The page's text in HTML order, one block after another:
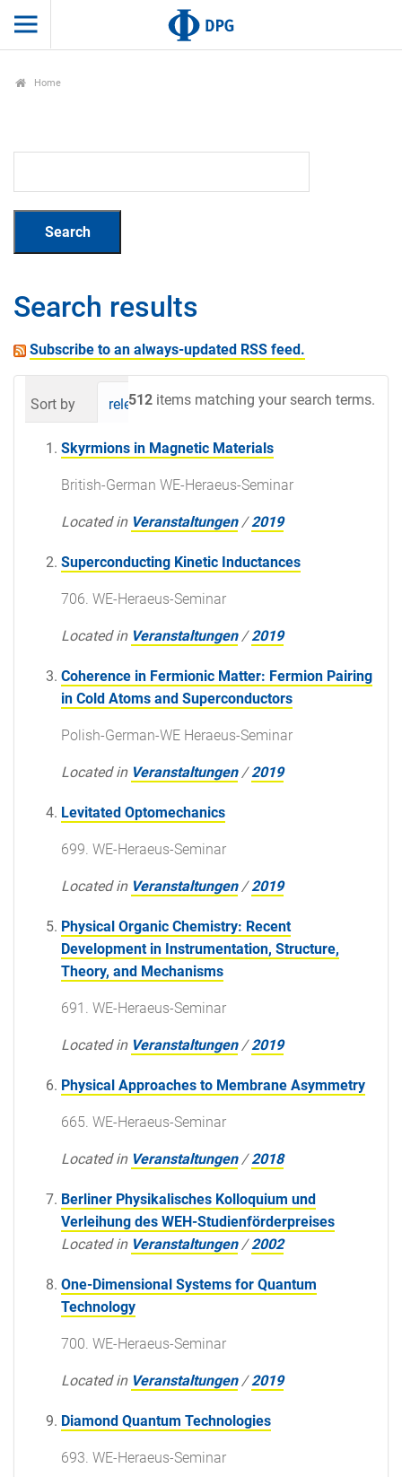
Home
Search results
Subscribe to an always-updated RSS feed.
512 items matching your search terms.
Sort by relevance date (newest first)
Skyrmions in Magnetic Materials
British-German WE-Heraeus-Seminar
Located in Veranstaltungen /2019
Superconducting Kinetic Inductances
706. WE-Heraeus-Seminar
Located in Veranstaltungen /2019
Coherence in Fermionic Matter: Fermion Pairing
in Cold Atoms and Superconductors
Polish-German-WE Heraeus-Seminar
Located in Veranstaltungen /2019
Levitated Optomechanics
699. WE-Heraeus-Seminar
Located in Veranstaltungen /2019
Physical Organic Chemistry: Recent
Development in Instrumentation, Structure,
Theory, and Mechanisms
691. WE-Heraeus-Seminar
Located in Veranstaltungen /2019
Physical Approaches to Membrane Asymmetry
665. WE-Heraeus-Seminar
Located in Veranstaltungen /2018
Berliner Physikalisches Kolloquium und
Verleihung des WEH-Studienförderpreises
Located in Veranstaltungen /2002
One-Dimensional Systems for Quantum
Technology
700. WE-Heraeus-Seminar
Located in Veranstaltungen /2019
Diamond Quantum Technologies
693. WE-Heraeus-Seminar